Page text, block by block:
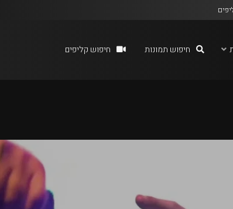
חיפוש תמונות חיפוש קליפים